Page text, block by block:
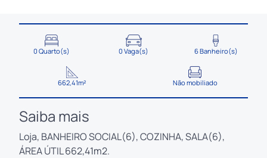
0 Quarto(s) 0 Vaga(s) 6 Banheiro(s)
662,41m² Não mobiliado
Saiba mais
Loja, BANHEIRO SOCIAL(6), COZINHA, SALA(6),
ÁREA ÚTIL 662,41m2.